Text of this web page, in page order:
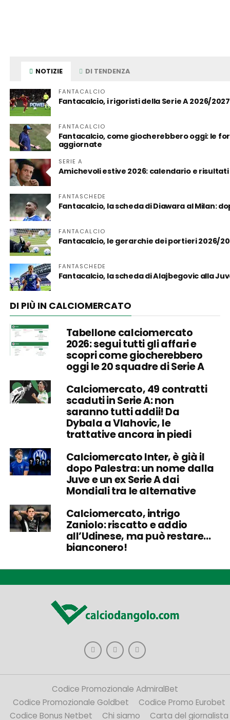
NOTIZIE DI TENDENZA
FANTACALCIO
Fantacalcio, i rigoristi della Serie A 2026/
FANTACALCIO
Fantacalcio, come giocherebbero oggi: le
aggiornate
SERIE A
Amichevoli estive 2026: calendario e risultati
FANTASCHEDE
Fantacalcio, la scheda di Diawara al Milan:
FANTACALCIO
Fantacalcio, le gerarchie dei portieri 2026/
FANTASCHEDE
Fantacalcio, la scheda di Alajbegovic alla
DI PIÙ IN CALCIOMERCATO
Tabellone calciomercato
2026: segui tutti gli affari e
scopri come giocherebbero
oggi le 20 squadre di Serie A
Calciomercato, 49 contratti
scaduti in Serie A: non
saranno tutti addii! Da
Dybala a Vlahovic, le
trattative ancora in piedi
Calciomercato Inter, è già il
dopo Palestra: un nome dalla
Juve e un ex Serie A dai
Mondiali tra le alternative
Calciomercato, intrigo
Zaniolo: riscatto e addio
all’Udinese, ma può restare…
bianconero!
Codice Promozionale AdmiralBet
Codice Promozionale Goldbet
Codice Promo Eurobet
Codice Bonus Netbet
Chi siamo Carta del giornalista